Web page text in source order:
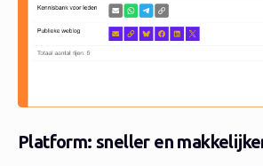
Platform: sneller en